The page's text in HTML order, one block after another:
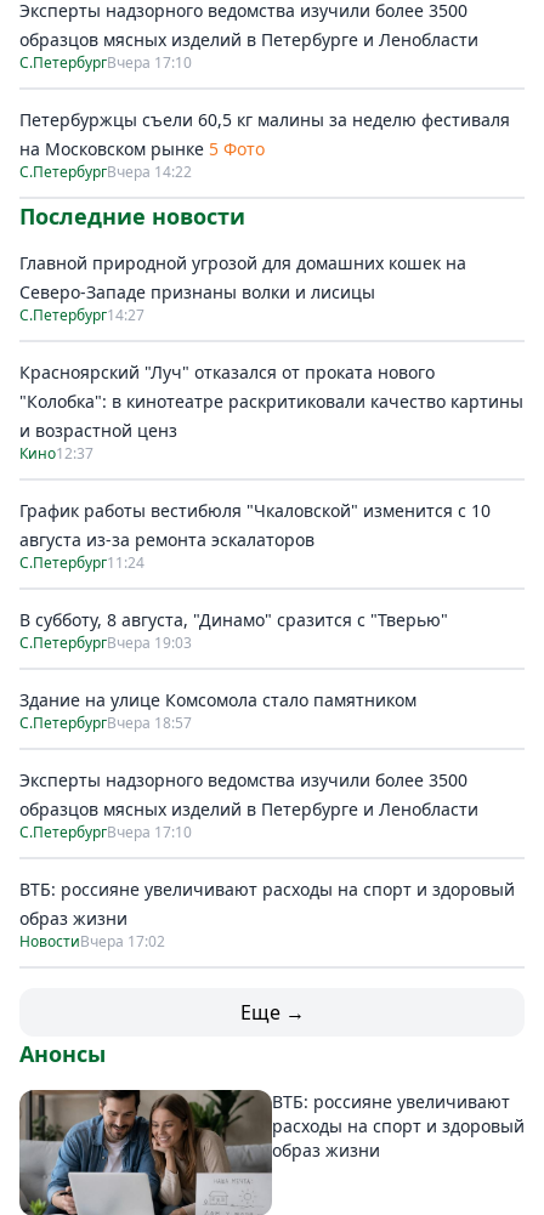
Эксперты надзорного ведомства изучили более 3500
образцов мясных изделий в Петербурге и Ленобласти
С.ПетербургВчера 17:10
Петербуржцы съели 60,5 кг малины за неделю фестиваля
на Московском рынке 5 Фото
С.ПетербургВчера 14:22
Последние новости
Главной природной угрозой для домашних кошек на
Северо-Западе признаны волки и лисицы
С.Петербург14:27
Красноярский "Луч" отказался от проката нового
"Колобка": в кинотеатре раскритиковали качество картины
и возрастной ценз
Кино12:37
График работы вестибюля "Чкаловской" изменится с 10
августа из-за ремонта эскалаторов
С.Петербург11:24
В субботу, 8 августа, "Динамо" сразится с "Тверью"
С.ПетербургВчера 19:03
Здание на улице Комсомола стало памятником
С.ПетербургВчера 18:57
Эксперты надзорного ведомства изучили более 3500
образцов мясных изделий в Петербурге и Ленобласти
С.ПетербургВчера 17:10
ВТБ: россияне увеличивают расходы на спорт и здоровый
образ жизни
НовостиВчера 17:02
Еще →
Анонсы
ВТБ: россияне увеличивают
расходы на спорт и здоровый
образ жизни